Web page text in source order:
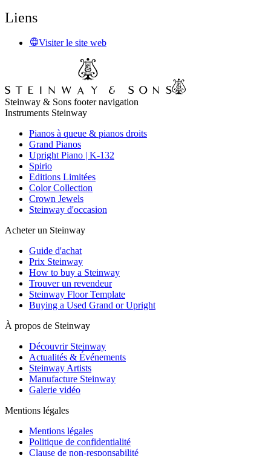
Liens
Visiter le site web
Steinway & Sons footer navigation
Instruments Steinway
Pianos à queue & pianos droits
Grand Pianos
Upright Piano | K-132
Spirio
Editions Limitées
Color Collection
Crown Jewels
Steinway d'occasion
Acheter un Steinway
Guide d'achat
Prix Steinway
How to buy a Steinway
Trouver un revendeur
Steinway Floor Template
Buying a Used Grand or Upright
À propos de Steinway
Découvrir Steinway
Actualités & Événements
Steinway Artists
Manufacture Steinway
Galerie vidéo
Mentions légales
Mentions légales
Politique de confidentialité
Clause de non-responsabilité